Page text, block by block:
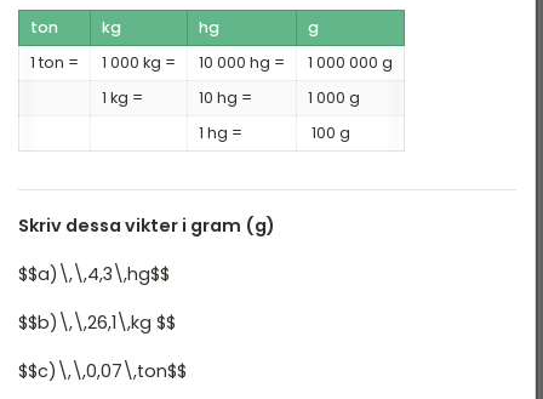
ton kg hg
g
1 ton =
1 000 kg = 10 000 hg =
1 000 000 g
1 kg =
10 hg =
1 000 g
1 hg =
100 g
Skriv dessa vikter i gram (g)
$$a)\,\,4,3\,hg$$
$$b)\,\,26,1\,kg $$
$$c)\,\,0,07\,ton$$